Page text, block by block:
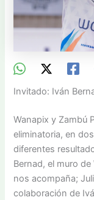
Invitado: Iván
Wanapix y Zambú
eliminatoria, en
diferentes
Bernad, el muro
nos acompaña;
colaboración de